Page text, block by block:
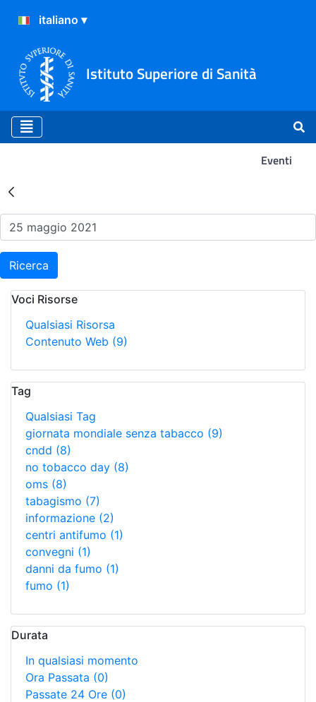
Istituto Superiore di Sanità
Eventi
Risultati della Ricerca -
Ricerca
Voci Risorse
Qualsiasi Risorsa
Contenuto Web (9)
Tag
Qualsiasi Tag
giornata mondiale senza tabacco (9)
cndd (8)
no tobacco day (8)
oms (8)
tabagismo (7)
informazione (2)
centri antifumo (1)
convegni (1)
danni da fumo (1)
fumo (1)
Durata
In qualsiasi momento
Ora Passata (0)
Passate 24 Ore (0)